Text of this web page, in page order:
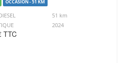
OCCASION - 51 KM
51 km
2024
TTC